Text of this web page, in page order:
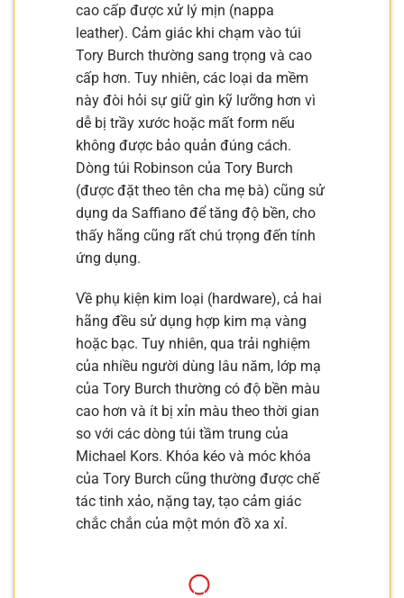
cao cấp được xử lý mịn (nappa
leather). Cảm giác khi chạm vào túi
Tory Burch thường sang trọng và cao
cấp hơn. Tuy nhiên, các loại da mềm
này đòi hỏi sự giữ gìn kỹ lưỡng hơn vì
dễ bị trầy xước hoặc mất form nếu
không được bảo quản đúng cách.
Dòng túi Robinson của Tory Burch
(được đặt theo tên cha mẹ bà) cũng sử
dụng da Saffiano để tăng độ bền, cho
thấy hãng cũng rất chú trọng đến tính
ứng dụng.
Về phụ kiện kim loại (hardware), cả hai
hãng đều sử dụng hợp kim mạ vàng
hoặc bạc. Tuy nhiên, qua trải nghiệm
của nhiều người dùng lâu năm, lớp mạ
của Tory Burch thường có độ bền màu
cao hơn và ít bị xỉn màu theo thời gian
so với các dòng túi tầm trung của
Michael Kors. Khóa kéo và móc khóa
của Tory Burch cũng thường được chế
tác tinh xảo, nặng tay, tạo cảm giác
chắc chắn của một món đồ xa xỉ.